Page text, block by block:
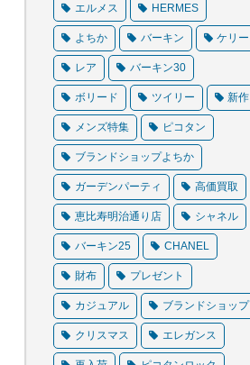
エルメス HERMES
よちか バーキン ケリー
レア バーキン30
ボリード ツイリー 新作
メンズ特集 ピコタン
ブランドショップよちか
ガーデンパーティ 高価買取
恵比寿明治通り店 シャネル
バーキン25 CHANEL
財布 プレゼント
カジュアル ブランドショップ
クリスマス エレガンス